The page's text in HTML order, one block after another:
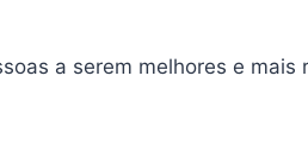
a serem melhores e mais